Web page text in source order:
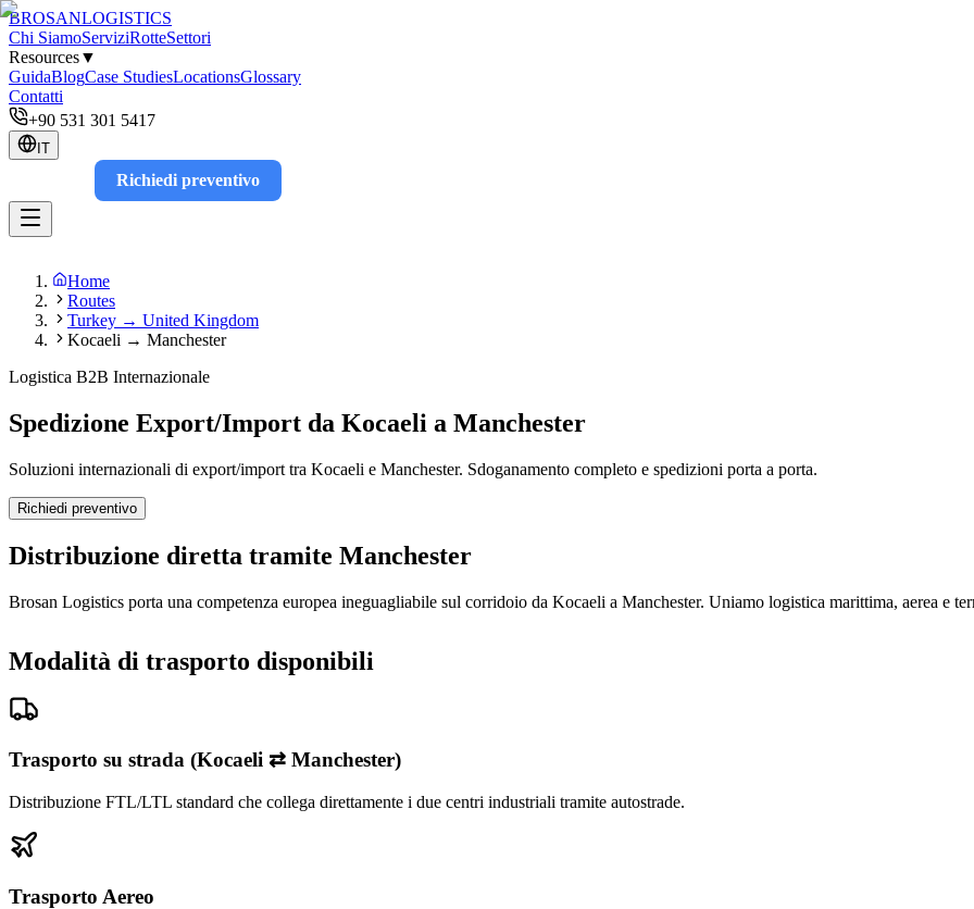
BROSANLOGISTICS
Chi SiamoServiziRotteSettori
Resources▼
GuidaBlogCase StudiesLocationsGlossary
Contatti
+90 531 301 5417
IT
Richiedi preventivo
Home
Routes
Turkey → United Kingdom
Kocaeli → Manchester
Logistica B2B Internazionale
Spedizione Export/Import da Kocaeli a Manchester
Soluzioni internazionali di export/import tra Kocaeli e Manchester. Sdoganamento completo e spedizioni porta a porta.
Richiedi preventivo
Distribuzione diretta tramite Manchester
Brosan Logistics porta una competenza europea ineguagliabile sul corridoio da Kocaeli a Manchester. Uniamo logistica marittima, aerea e
Modalità di trasporto disponibili
Trasporto su strada (Kocaeli ⇄ Manchester)
Distribuzione FTL/LTL standard che collega direttamente i due centri industriali tramite autostrade.
Trasporto Aereo